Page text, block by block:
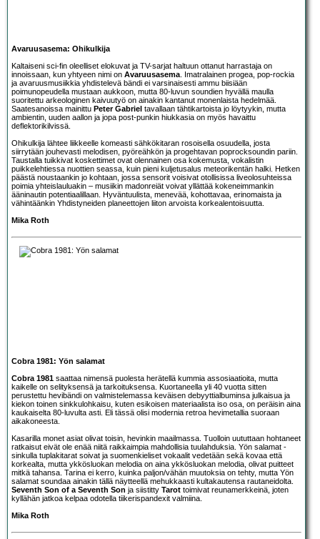
Avaruusasema: Ohikulkija
Kaltaiseni sci-fin oleelliset elokuvat ja TV-sarjat haltuun ottanut harrastaja on
innoissaan, kun yhtyeen nimi on Avaruusasema . Imatralainen progea, pop-rockia
ja avaruusmusiikkia yhdistelevä bändi ei varsinaisesti ammu biisiään
poimunopeudella mustaan aukkoon, mutta 80-luvun soundien hyvällä maulla
suoritettu arkeologinen kaivuutyö on ainakin kantanut monenlaista hedelmää.
Saatesanoissa mainittu Peter Gabriel tavallaan tähtikartoista jo löytyykin, mutta
ambientin, uuden aallon ja jopa post-punkin hiukkasia on myös havaittu
deflektorikilvissä.
Ohikulkija lähtee liikkeelle komeasti sähkökitaran rosoisella osuudella, josta
siirrytään jouhevasti melodisen, pyöreähkön ja progehtavan poprocksoundin pariin.
Taustalla tuikkivat koskettimet ovat olennainen osa kokemusta, vokalistin
puikkelehtiessa nuottien seassa, kuin pieni kuljetusalus meteorikentän halki. Hetken
päästä noustaankin jo kohtaan, jossa sensorit voisivat otollisissa liveolosuhteissa
poimia yhteislauluakin – musiikin madonreiät voivat yllättää kokeneimmankin
ääninautin potentiaalillaan. Hyväntuulista, menevää, kohottavaa, erinomaista ja
vähintäänkin Yhdistyneiden planeettojen liiton arvoista korkealentoisuutta.
Mika Roth
Cobra 1981: Yön salamat
Cobra 1981 saattaa nimensä puolesta herätellä kummia assosiaatioita, mutta
kaikelle on selityksensä ja tarkoituksensa. Kuortaneella yli 40 vuotta sitten
perustettu hevibändi on valmistelemassa keväisen debyyttialbuminsa julkaisua ja
kiekon toinen sinkkulohkaisu, kuten esikoisen materiaalista iso osa, on peräisin aina
kaukaiselta 80-luvulta asti. Eli tässä olisi modernia retroa hevimetallia suoraan
aikakoneesta.
Kasarilla monet asiat olivat toisin, hevinkin maailmassa. Tuolloin uututtaan hohtaneet
ratkaisut eivät ole enää niitä raikkaimpia mahdollisia tuulahduksia. Yön salamat -
sinkulla tuplakitarat soivat ja suomenkieliset vokaalit vedetään sekä kovaa että
korkealta, mutta ykkösluokan melodia on aina ykkösluokan melodia, olivat puitteet
mitkä tahansa. Tarina ei kerro, kuinka paljon/vähän muutoksia on tehty, mutta Yön
salamat soundaa ainakin tällä näytteellä mehukkaasti kultakautensa rautaneidolta.
Seventh Son of a Seventh Son ja siistitty Tarot toimivat reunamerkkeinä, joten
kyllähän jatkoa kelpaa odotella tiikerispandexit valmiina.
Mika Roth